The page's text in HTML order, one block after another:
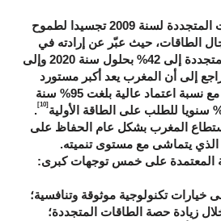
شكلت استراتيجية الطاقات المتجددة لسنة 2009 تجسيدا لطموح
الطاقات، حيث عبّر عن إرادته في
الرفع من حصة الطاقات المتجددة إلى 42% بحلول سنة 2020 وإلى
إلى أن المغرب يعد أكبر مستورد
للطاقة في شمال افريقيا، مع نسبة اعتماد عالية بلغت 95% سنة
[10]
.
المغرب بشكل عام الحفاظ على
يتماشى مع مستوى تنميته.
المعتمدة على خمس توجهات كبرى:
تكنولوجية موثوقة وتنافسية؛
زيادة حصة الطاقات المتجددة؛